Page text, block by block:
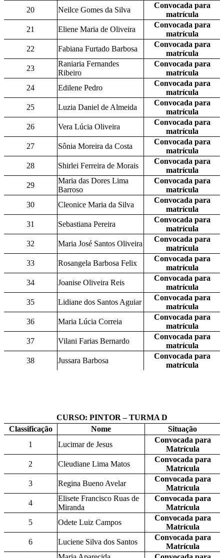
20
Neilce Gomes da Silva
Convocada para
matrícula
21
Eliene Maria de Oliveira
Convocada para
matrícula
22
Fabiana Furtado Barbosa
Convocada para
matrícula
23
Raniaria Fernandes
Ribeiro
Convocada para
matrícula
24
Edilene Pedro
Convocada para
matrícula
25
Luzia Daniel de Almeida
Convocada para
matrícula
26
Vera Lúcia Oliveira
Convocada para
matrícula
27
Sônia Moreira da Costa
Convocada para
matrícula
28
Shirlei Ferreira de Morais
Convocada para
matrícula
29
Maria das Dores Lima
Barroso
Convocada para
matrícula
30
Cleonice Maria da Silva
Convocada para
matrícula
31
Sebastiana Pereira
Convocada para
matrícula
32
Maria José Santos Oliveira
Convocada para
matrícula
33
Rosangela Barbosa Felix
Convocada para
matrícula
34
Joanise Oliveira Reis
Convocada para
matrícula
35
Lidiane dos Santos Aguiar
Convocada para
matrícula
36
Maria Lúcia Correia
Convocada para
matrícula
37
Vilani Farias Bernardo
Convocada para
matrícula
38
Jussara Barbosa
Convocada para
matrícula
CURSO: PINTOR – TURMA D
Classificação
Nome
Situação
1
Lucimar de Jesus
Convocada para
Matrícula
2
Cleudiane Lima Matos
Convocada para
Matrícula
3
Regina Bueno Avelar
Convocada para
Matrícula
4
Elisete Francisco Ruas de
Miranda
Convocada para
Matrícula
5
Odete Luiz Campos
Convocada para
Matrícula
6
Luciene Silva dos Santos
Convocada para
Matrícula